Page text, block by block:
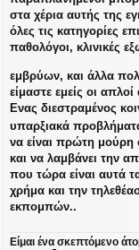
στα χέρια αυτής της
όλες τις κατηγορίες
παθολόγοι, κλινικές
εμβρύων, και άλλα
είμαστε εμείς οι
Ενας διεστραμένος
υπαρξιακά
να είναι πρώτη μούρη
και να λαμβάνει την
που τώρα είναι αυτά
χρήμα και την
εκπομπών..
Είμαι ένα σκεπτόμενο